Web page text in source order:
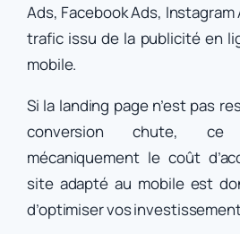
Ads, Facebook Ads,
trafic issu de la publicité en
mobile.
Si la landing page n’est pas
conversion chute, ce
mécaniquement le coût
site adapté au mobile est
d’optimiser vos